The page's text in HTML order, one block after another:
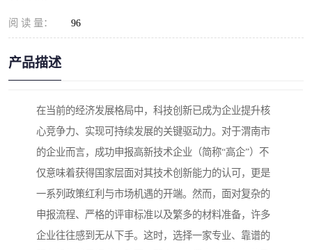
阅 读 量： 96
产品描述
在当前的经济发展格局中，科技创新已成为企业提升核
心竞争力、实现可持续发展的关键驱动力。对于渭南市
的企业而言，成功申报高新技术企业（简称“高企”）不
仅意味着获得国家层面对其技术创新能力的认可，更是
一系列政策红利与市场机遇的开端。然而，面对复杂的
申报流程、严格的评审标准以及繁多的材料准备，许多
企业往往感到无从下手。这时，选择一家专业、靠谱的